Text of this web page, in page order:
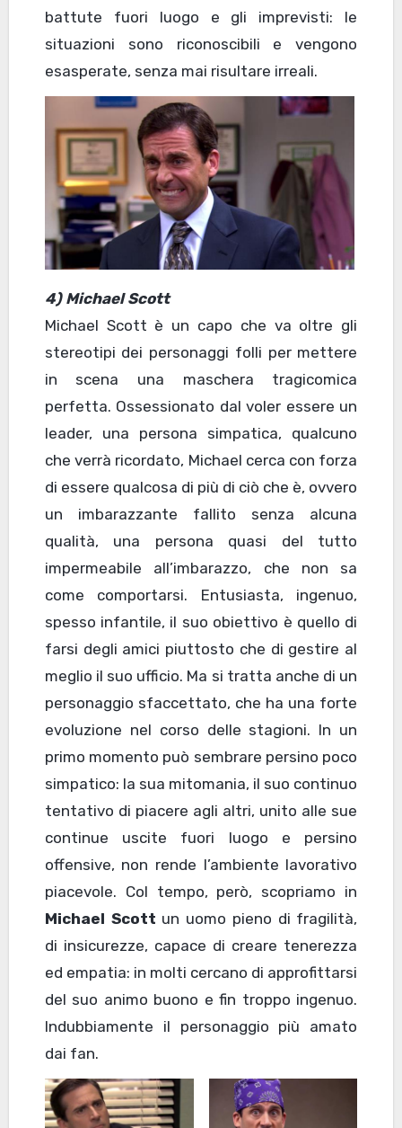
battute fuori luogo e gli imprevisti: le
situazioni sono riconoscibili e vengono
esasperate, senza mai risultare irreali.
4) Michael Scott
Michael Scott è un capo che va oltre gli
stereotipi dei personaggi folli per mettere
in scena una maschera tragicomica
perfetta. Ossessionato dal voler essere un
leader, una persona simpatica, qualcuno
che verrà ricordato, Michael cerca con forza
di essere qualcosa di più di ciò che è, ovvero
un imbarazzante fallito senza alcuna
qualità, una persona quasi del tutto
impermeabile all’imbarazzo, che non sa
come comportarsi. Entusiasta, ingenuo,
spesso infantile, il suo obiettivo è quello di
farsi degli amici piuttosto che di gestire al
meglio il suo ufficio. Ma si tratta anche di un
personaggio sfaccettato, che ha una forte
evoluzione nel corso delle stagioni. In un
primo momento può sembrare persino poco
simpatico: la sua mitomania, il suo continuo
tentativo di piacere agli altri, unito alle sue
continue uscite fuori luogo e persino
offensive, non rende l’ambiente lavorativo
piacevole. Col tempo, però, scopriamo in
Michael Scott un uomo pieno di fragilità,
di insicurezze, capace di creare tenerezza
ed empatia: in molti cercano di approfittarsi
del suo animo buono e fin troppo ingenuo.
Indubbiamente il personaggio più amato
dai fan.